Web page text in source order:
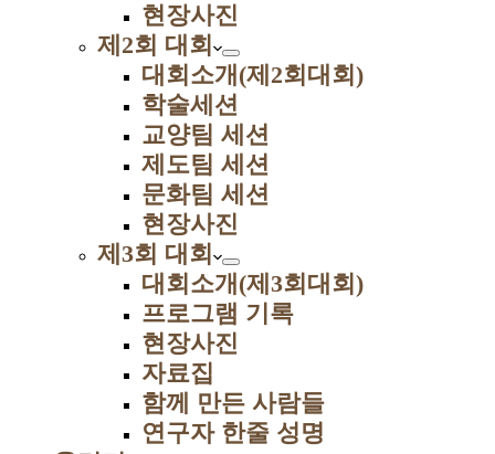
현장사진
제2회 대회
대회소개(제2회대회)
학술세션
교양팀 세션
제도팀 세션
문화팀 세션
현장사진
제3회 대회
대회소개(제3회대회)
프로그램 기록
현장사진
자료집
함께 만든 사람들
연구자 한줄 성명